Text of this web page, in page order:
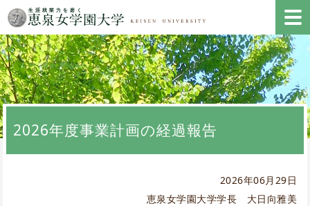
2026年度事業計画の経過報告
2026年06月29日
恵泉女学園大学学長 大日向雅美